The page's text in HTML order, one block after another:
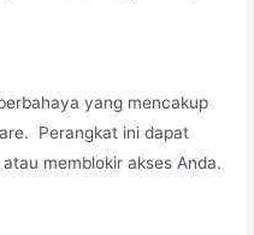
yang mencakup
Perangkat ini dapat
memblokir akses Anda.